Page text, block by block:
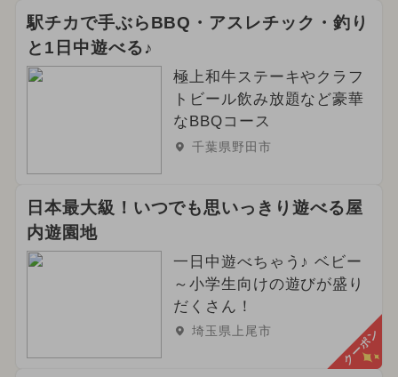
駅チカで手ぶらBBQ・アスレチック・釣り
と1日中遊べる♪
極上和牛ステーキやクラフ
トビール飲み放題など豪華
なBBQコース
千葉県野田市
日本最大級！いつでも思いっきり遊べる屋
内遊園地
一日中遊べちゃう♪ ベビー
～小学生向けの遊びが盛り
だくさん！
埼玉県上尾市 クーポン